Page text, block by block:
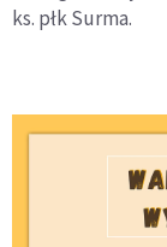
ks. płk Surma.